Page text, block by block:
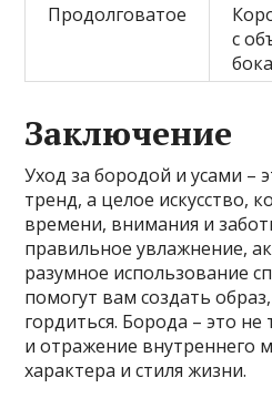
Продолговатое
с
Заключение
Уход за бородой и усами –
тренд, а целое искусство,
времени, внимания и
правильное увлажнение,
разумное использование
помогут вам создать
гордиться. Борода – это
и отражение внутреннего
характера и стиля жизни.